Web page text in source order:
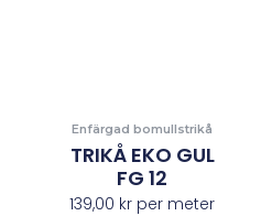
Enfärgad bomullstrikå
TRIKÅ EKO GUL
FG 12
139,00 kr per meter